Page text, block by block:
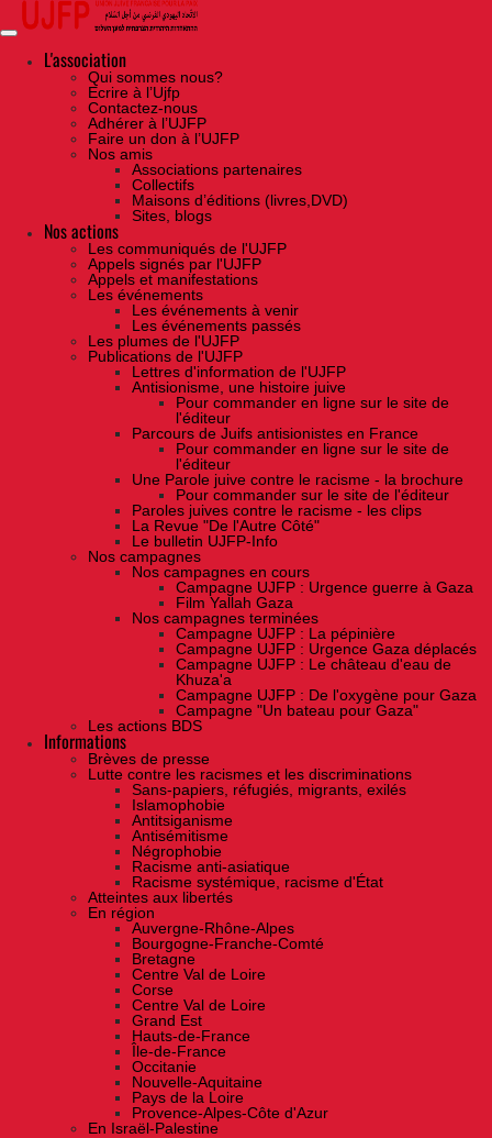
Skip
the
contentL'association
Qui sommes nous?
Ecrire à l’Ujfp
Contactez-nous
Adhérer à l’UJFP
Faire un don à l’UJFP
Nos amis
Associations partenaires
Collectifs
Maisons d’éditions (livres,DVD)
Sites, blogs
Nos actions
Les communiqués de l'UJFP
Appels signés par l'UJFP
Appels et manifestations
Les événements
Les événements à venir
Les événements passés
Les plumes de l'UJFP
Publications de l'UJFP
Lettres d'information de l'UJFP
Antisionisme, une histoire juive
Pour commander en ligne sur le site de
l'éditeur
Parcours de Juifs antisionistes en France
Pour commander en ligne sur le site de
l'éditeur
Une Parole juive contre le racisme - la brochure
Pour commander sur le site de l'éditeur
Paroles juives contre le racisme - les clips
La Revue "De l'Autre Côté"
Le bulletin UJFP-Info
Nos campagnes
Nos campagnes en cours
Campagne UJFP : Urgence guerre à Gaza
Film Yallah Gaza
Nos campagnes terminées
Campagne UJFP : La pépinière
Campagne UJFP : Urgence Gaza déplacés
Campagne UJFP : Le château d'eau de
Khuza'a
Campagne UJFP : De l'oxygène pour Gaza
Campagne "Un bateau pour Gaza"
Les actions BDS
Informations
Brèves de presse
Lutte contre les racismes et les discriminations
Sans-papiers, réfugiés, migrants, exilés
Islamophobie
Antitsiganisme
Antisémitisme
Négrophobie
Racisme anti-asiatique
Racisme systémique, racisme d'État
Atteintes aux libertés
En région
Auvergne-Rhône-Alpes
Bourgogne-Franche-Comté
Bretagne
Centre Val de Loire
Corse
Centre Val de Loire
Grand Est
Hauts-de-France
Île-de-France
Occitanie
Nouvelle-Aquitaine
Pays de la Loire
Provence-Alpes-Côte d'Azur
En Israël-Palestine